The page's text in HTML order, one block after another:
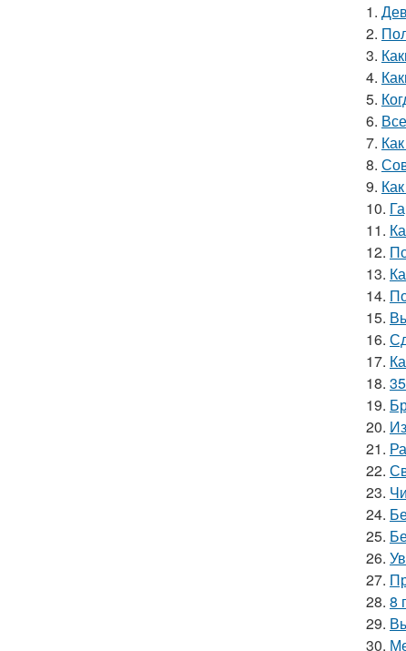
1.
2.
3.
4.
5.
6.
7.
8.
9.
10.
11.
12.
13.
14.
15.
16.
17.
18.
19.
20.
21.
22.
23.
24.
25.
26.
27.
28. 8
29.
30.